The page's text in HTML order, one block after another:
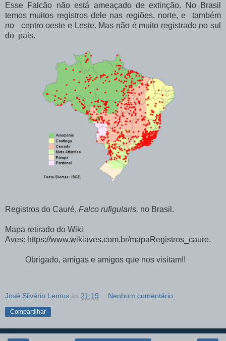
Esse Falcão não está ameaçado de extinção. No Brasil
temos muitos registros dele nas regiões, norte, e também
no centro oeste e Leste. Mas não é muito registrado no sul
do pais.
Registros do Cauré, Falco rufigularis, no Brasil.
Mapa retirado do Wiki
Aves: https://www.wikiaves.com.br/mapaRegistros_caure.
Obrigado, amigas e amigos que nos visitam!!
José Silvério Lemos às 21:19 Nenhum comentário:
Compartilhar